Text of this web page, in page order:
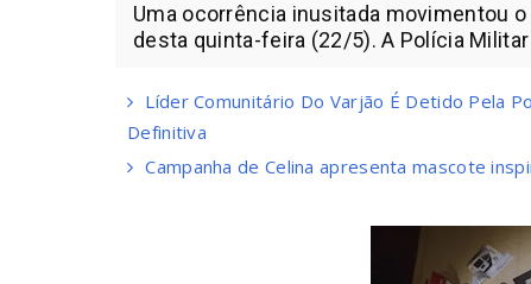
Uma ocorrência inusitada movimentou
desta quinta-feira (22/5). A Polícia Militar
Líder Comunitário Do Varjão É Detido Pela
Definitiva
Campanha de Celina apresenta mascote